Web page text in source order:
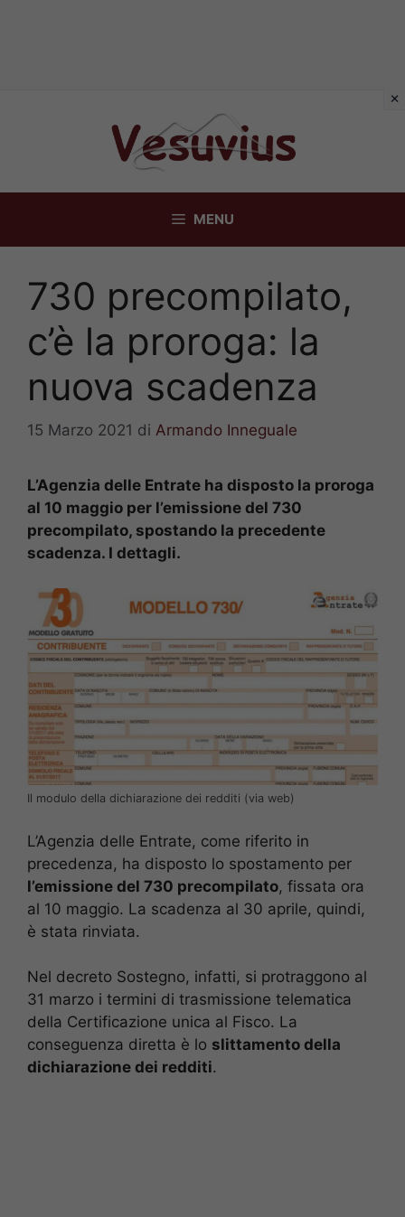
MENU
730 precompilato,
c’è la proroga: la
nuova scadenza
15 Marzo 2021 di Armando Inneguale
L’Agenzia delle Entrate ha disposto la proroga
al 10 maggio per l’emissione del 730
precompilato, spostando la precedente
scadenza. I dettagli.
Il modulo della dichiarazione dei redditi (via web)
L’Agenzia delle Entrate, come riferito in
precedenza, ha disposto lo spostamento per
l’emissione del 730 precompilato, fissata ora
al 10 maggio. La scadenza al 30 aprile, quindi,
è stata rinviata.
Nel decreto Sostegno, infatti, si protraggono al
31 marzo i termini di trasmissione telematica
della Certificazione unica al Fisco. La
conseguenza diretta è lo slittamento della
dichiarazione dei redditi.